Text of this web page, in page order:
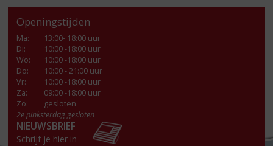
Openingstijden
Ma:
13:00- 18:00 uur
Di:
10:00 -18:00 uur
Wo:
10:00 -18:00 uur
Do:
10:00 - 21:00 uur
Vr:
10:00 -18:00 uur
Za:
09:00 -18:00 uur
Zo:
gesloten
2e pinksterdag gesloten
NIEUWSBRIEF
Schrijf je hier in